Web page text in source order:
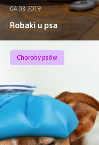
04.03.2019
Robaki u psa
Choroby psów